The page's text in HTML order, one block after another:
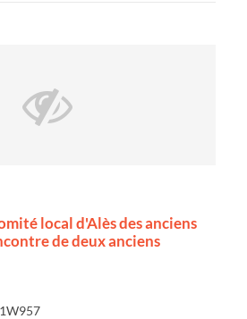
local d'Alès des anciens
de deux anciens
1W957